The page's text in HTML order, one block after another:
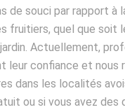
de souci par rapport à
fruitiers, quel que soit
Actuellement,
leur confiance et nous
dans les localités
ou si vous avez des